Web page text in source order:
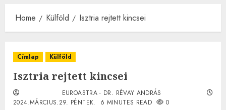
Home Külföld Isztria rejtett kincsei
Címlap Külföld
Isztria rejtett kincsei
EUROASTRA - DR. RÉVAY ANDRÁS
2024.MÁRCIUS.29. PÉNTEK.
6 MINUTES READ 0